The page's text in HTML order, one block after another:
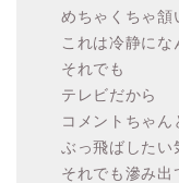
めちゃくちゃ頷
これは冷静に
それでも
テレビだから
コメントちゃん
ぶっ飛ばしたい
それでも滲み出